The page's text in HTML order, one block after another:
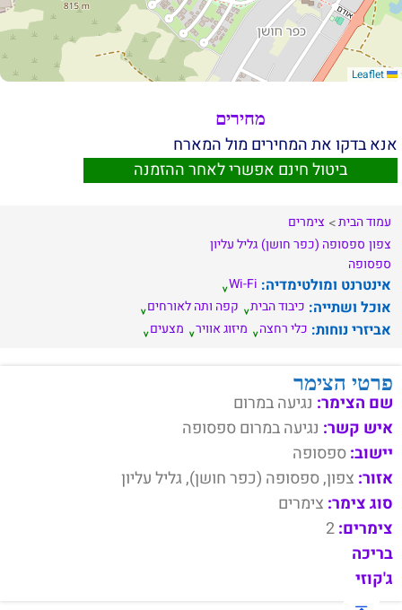
מחירים
אנא בדקו את המחירים מול המארח
ביטול חינם אפשרי לאחר ההזמנה
עמוד הבית
צימרים
צפון ספסופה (כפר חושן) גליל עליון
ספסופה
אינטרנט ומולטימדיה: Wi-Fi
אוכל ושתייה: כיבוד הבית קפה ותה לאורחים
אביזרי נוחות: כלי רחצה מיזוג אוויר מצעים
פרטי הצימר
שם הצימר: נגיעה במרום
איש קשר: נגיעה במרום ספסופה
יישוב:ספסופה
אזור: צפון, ספסופה (כפר חושן), גליל עליון
סוג צימר: צימרים
צימרים:2
בריכה
ג'קוזי